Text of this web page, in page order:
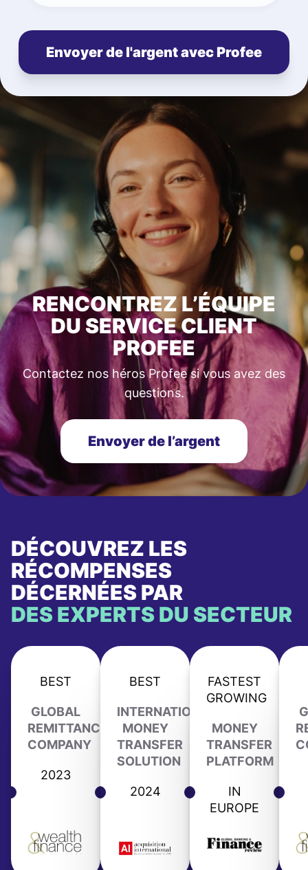
Envoyer de l'argent avec Profee
RENCONTREZ L’ÉQUIPE
DU SERVICE CLIENT
PROFEE
Contactez nos héros Profee si vous avez des
questions.
Envoyer de l’argent
DÉCOUVREZ LES
RÉCOMPENSES
DÉCERNÉES PAR
DES EXPERTS DU SECTEUR
BEST
GLOBAL
REMITTANCE
COMPANY
2023
BEST
INTERNATIONAL
MONEY
TRANSFER
SOLUTION
2024
FASTEST
GROWING
MONEY
TRANSFER
PLATFORM
IN
EUROPE